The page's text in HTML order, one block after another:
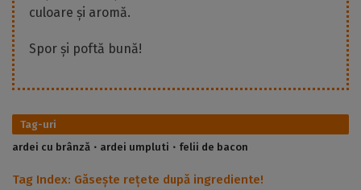
culoare și aromă.
Spor și poftă bună!
Tag-uri
ardei cu brânză
ardei umpluti felii de bacon
Tag Index: Găsește rețete după ingrediente!